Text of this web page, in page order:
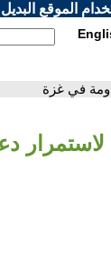
الموقع البديل
في غزة
لاستمرار